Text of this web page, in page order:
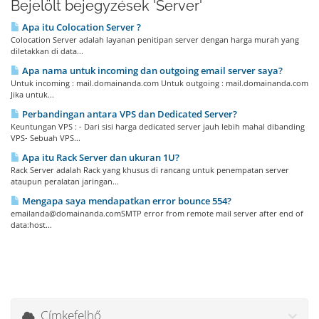
Bejelölt bejegyzések 'Server'
Apa itu Colocation Server ?
Colocation Server adalah layanan penitipan server dengan harga murah yang
diletakkan di data...
Apa nama untuk incoming dan outgoing email server saya?
Untuk incoming : mail.domainanda.com Untuk outgoing : mail.domainanda.com
Jika untuk...
Perbandingan antara VPS dan Dedicated Server?
Keuntungan VPS : - Dari sisi harga dedicated server jauh lebih mahal dibanding
VPS- Sebuah VPS...
Apa itu Rack Server dan ukuran 1U?
Rack Server adalah Rack yang khusus di rancang untuk penempatan server
ataupun peralatan jaringan...
Mengapa saya mendapatkan error bounce 554?
emailanda@domainanda.comSMTP error from remote mail server after end of
data:host...
Címkefelhő